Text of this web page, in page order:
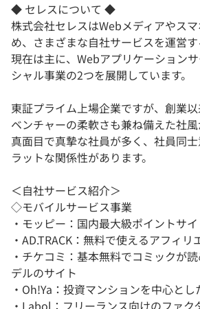
◆ セレスについて ◆
株式会社セレスはWebメディアやス
め、さまざまな自社サービスを運営す
現在は主に、Webアプリケーション
シャル事業の2つを展開しています。
東証プライム上場企業ですが、創業
ベンチャーの柔軟さも兼ね備えた社風
真面目で真摯な社員が多く、社員同
ラットな関係性があります。
＜自社サービス紹介＞
◇モバイルサービス事業
・モッピー：国内最大級ポイントサイ
・AD.TRACK：無料で使えるアフィ
・チケコミ：基本無料でコミックが
デルのサイト
・Oh!Ya：投資マンションを中心と